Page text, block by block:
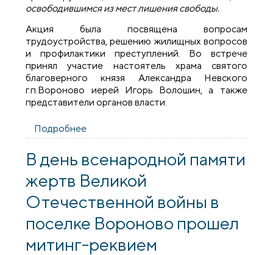
освободившимся из мест лишения свободы.
Акция была посвящена вопросам
трудоустройства, решению жилищных вопросов
и профилактики преступлений. Во встрече
принял участие настоятель храма святого
благоверного князя Александра Невского
г.п.Вороново иерей Игорь Волошин, а также
представители органов власти.
Подробнее
«Благовест»
В день всенародной памяти
жертв Великой
Отечественной войны в
поселке Вороново прошел
митинг-реквием